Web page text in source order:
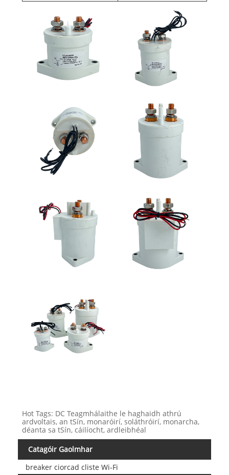
Hot Tags: DC Teagmhálaithe le haghaidh athrú
ardvoltais, an tSín, monaróirí, soláthróirí, monarcha,
déanta sa tSín, cáilíocht, ardleibhéal
Catagóir Gaolmhar
breaker ciorcad cliste Wi-Fi